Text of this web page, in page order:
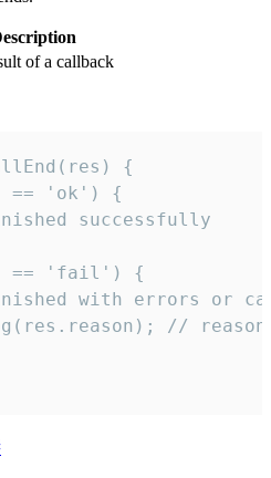
of a callback
{
== 'ok') {
successfully
== 'fail') {
with errors or
//